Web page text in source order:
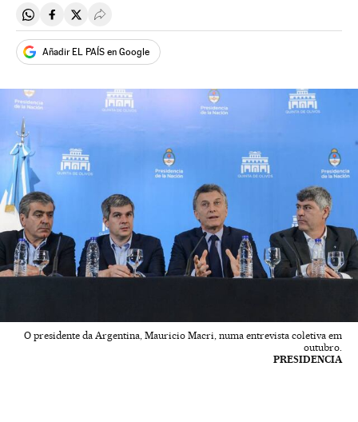
Compartir en Whatsapp
Compartir en Facebook
Compartir en Twitter
Desplegar Redes Sociales
Añadir EL PAÍS en Google
O presidente da Argentina, Mauricio Macri, numa entrevista coletiva em
outubro.
PRESIDENCIA